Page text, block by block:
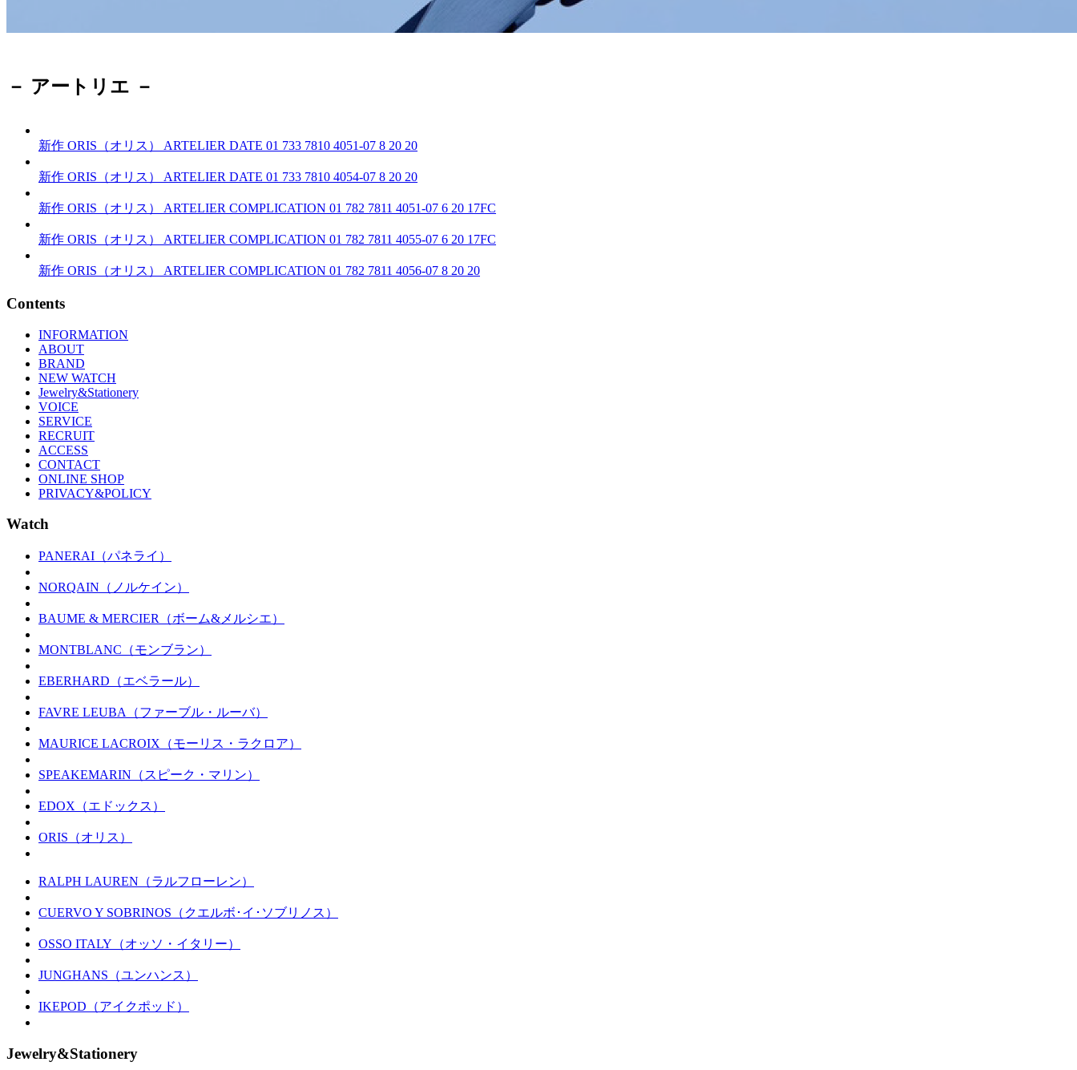
－ アートリエ －
新作 ORIS（オリス） ARTELIER DATE 01 733 7810 4051-07 8 20 20
新作 ORIS（オリス） ARTELIER DATE 01 733 7810 4054-07 8 20 20
新作 ORIS（オリス） ARTELIER COMPLICATION 01 782 7811 4051-07 6 20 17FC
新作 ORIS（オリス） ARTELIER COMPLICATION 01 782 7811 4055-07 6 20 17FC
新作 ORIS（オリス） ARTELIER COMPLICATION 01 782 7811 4056-07 8 20 20
Contents
INFORMATION
ABOUT
BRAND
NEW WATCH
Jewelry&Stationery
VOICE
SERVICE
RECRUIT
ACCESS
CONTACT
ONLINE SHOP
PRIVACY&POLICY
Watch
PANERAI（パネライ）
NORQAIN（ノルケイン）
BAUME & MERCIER（ボーム&メルシエ）
MONTBLANC（モンブラン）
EBERHARD（エベラール）
FAVRE LEUBA（ファーブル・ルーバ）
MAURICE LACROIX（モーリス・ラクロア）
SPEAKEMARIN（スピーク・マリン）
EDOX（エドックス）
ORIS（オリス）
RALPH LAUREN（ラルフローレン）
CUERVO Y SOBRINOS（クエルボ･イ･ソブリノス）
OSSO ITALY（オッソ・イタリー）
JUNGHANS（ユンハンス）
IKEPOD（アイクポッド）
Jewelry&Stationery